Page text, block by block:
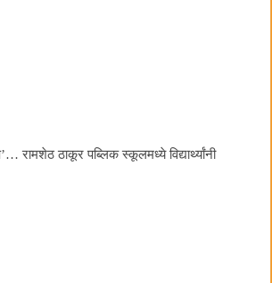
रामशेठ ठाकूर पब्लिक स्कूलमध्ये विद्यार्थ्यांनी